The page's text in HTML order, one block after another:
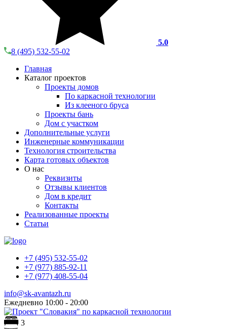
5.0
8 (495) 532-55-02
Главная
Каталог проектов
Проекты домов
По каркасной технологии
Из клееного бруса
Проекты бань
Дом с участком
Дополнительные услуги
Инженерные коммуникации
Технология строительства
Карта готовых объектов
О нас
Реквизиты
Отзывы клиентов
Дом в кредит
Контакты
Реализованные проекты
Статьи
+7 (495) 532-55-02
+7 (977) 885-92-11
+7 (977) 408-55-04
info@sk-avantazh.ru
Ежедневно 10:00 - 20:00
3